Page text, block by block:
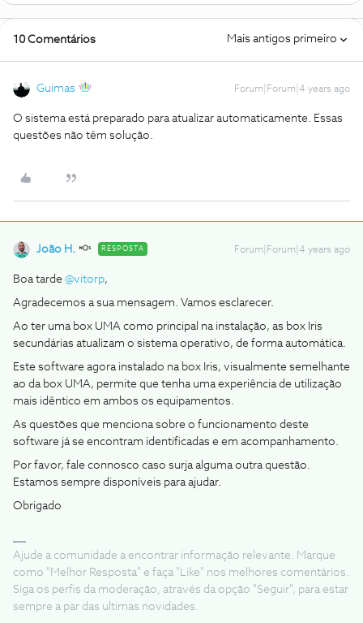
10 Comentários Mais antigos primeiro
Guimas Forum|Forum|4 years ago
O sistema está preparado para atualizar automaticamente. Essas
questões não têm solução.
João H. RESPOSTA Forum|Forum|4 years ago
Boa tarde @vitorp,
Agradecemos a sua mensagem. Vamos esclarecer.
Ao ter uma box UMA como principal na instalação, as box Iris
secundárias atualizam o sistema operativo, de forma automática.
Este software agora instalado na box Iris, visualmente semelhante
ao da box UMA, permite que tenha uma experiência de utilização
mais idêntico em ambos os equipamentos.
As questões que menciona sobre o funcionamento deste
software já se encontram identificadas e em acompanhamento.
Por favor, fale connosco caso surja alguma outra questão.
Estamos sempre disponíveis para ajudar.
Obrigado
Ajude a comunidade a encontrar informação relevante. Marque
como "Melhor Resposta" e faça "Like" nos melhores comentários.
Siga os perfis da moderação, através da opção "Seguir", para estar
sempre a par das ultimas novidades.